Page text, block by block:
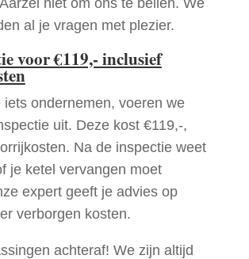
al je vragen met plezier.
voor €119,- inclusief
iets ondernemen, voeren we
uit. Deze kost €119,-,
Na de inspectie weet
je ketel vervangen moet
expert geeft je advies op
verborgen kosten.
achteraf! We zijn altijd